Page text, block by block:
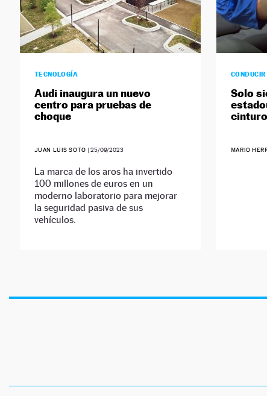
TECNOLOGÍA
Audi inaugura un nuevo
centro para pruebas de
choque
JUAN LUIS SOTO | 25/09/2023
La marca de los aros ha invertido
100 millones de euros en un
moderno laboratorio para mejorar
la seguridad pasiva de sus
vehículos.
CONDUCIR
Solo
MARIO